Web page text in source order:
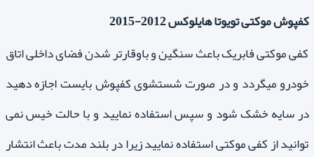
کفپوش موکتی تویوتا هایلوکس 2012-2015
کفی موکتی فابریک باعث سنگین و باوقارتر شدن فضای داخلی اتاق
خودرو میگردد و در صورت شستشوی کفپوش بایست اجازه دهید
در سایه خشک شود و سپس استفاده نمایید و با حالت خیس نمی
توانید از کفی موکتی استفاده نمایید زیرا در بلند مدت باعث انتشار